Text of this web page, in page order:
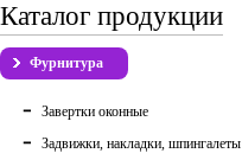
Каталог продукции
Фурнитура
Завертки оконные
Задвижки, накладки, шпингалеты